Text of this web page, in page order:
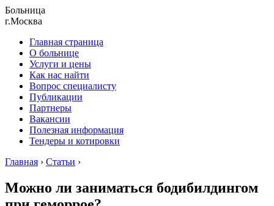
Больница
г.Москва
Главная страница
О больнице
Услуги и цены
Как нас найти
Вопрос специалисту
Публикации
Партнеры
Вакансии
Полезная информация
Тендеры и котировки
Главная › Статьи ›
Можно ли заниматься бодибилдингом